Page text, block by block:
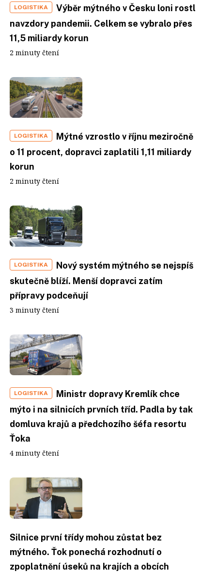
LOGISTIKA
Výběr mýtného v Česku loni rostl
navzdory pandemii. Celkem se vybralo přes
11,5 miliardy korun
2 minuty čtení
LOGISTIKA
Mýtné vzrostlo v říjnu meziročně
o 11 procent, dopravci zaplatili 1,11 miliardy
korun
2 minuty čtení
LOGISTIKA
Nový systém mýtného se nejspíš
skutečně blíží. Menší dopravci zatím
přípravy podceňují
3 minuty čtení
LOGISTIKA
Ministr dopravy Kremlík chce
mýto i na silnicích prvních tříd. Padla by tak
domluva krajů a předchozího šéfa resortu
Ťoka
4 minuty čtení
Silnice první třídy mohou zůstat bez
mýtného. Ťok ponechá rozhodnutí o
zpoplatnění úseků na krajích a obcích